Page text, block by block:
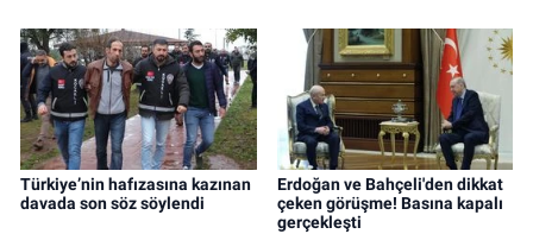
Türkiye’nin hafızasına kazınan
davada son söz söylendi
Erdoğan ve Bahçeli'den dikkat
çeken görüşme! Basına kapalı
gerçekleşti